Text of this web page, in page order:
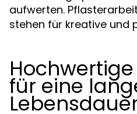
aufwerten.
stehen für kreative und
für eine